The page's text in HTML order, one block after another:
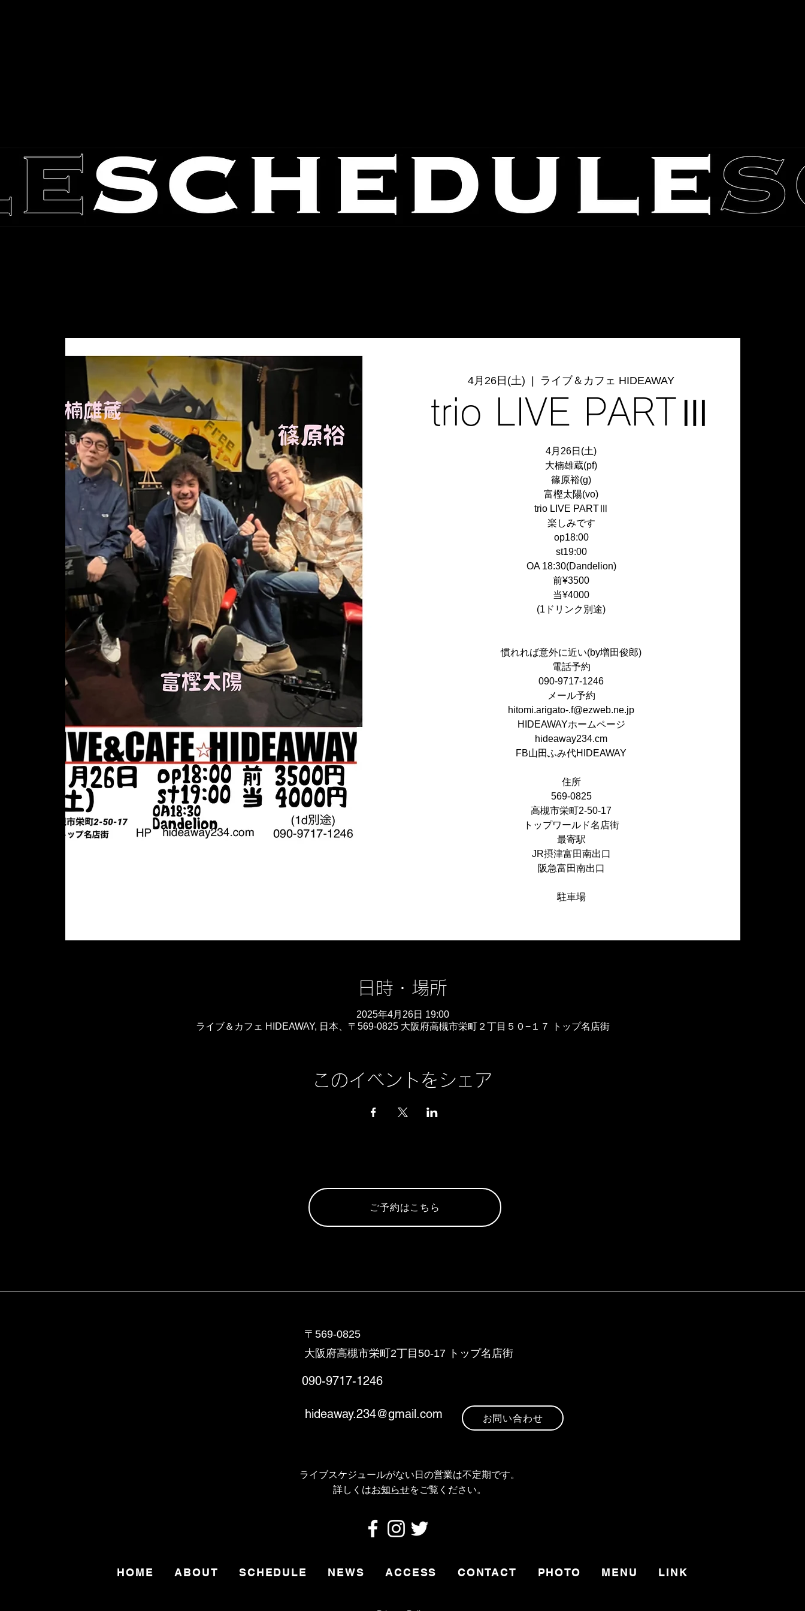
4月26日(土) ライブ＆カフェ HIDEAWAY
trio LIVE PARTⅢ
4月26日(土)
大楠雄蔵(pf)
篠原裕(g)
富樫太陽(vo)
trio LIVE PARTⅢ
楽しみです
op18:00
st19:00
OA 18:30(Dandelion)
前¥3500
当¥4000
(1ドリンク別途)
慣れれば意外に近い(by増田俊郎)
電話予約
090-9717-1246
メール予約
hitomi.arigato-.f@ezweb.ne.jp
HIDEAWAYホームページ
hideaway234.cm
FB山田ふみ代HIDEAWAY
住所
569-0825
高槻市栄町2-50-17
トップワールド名店街
最寄駅
JR摂津富田南出口
阪急富田南出口
駐車場
日時・場所
2025年4月26日 19:00
ライブ＆カフェ HIDEAWAY, 日本、〒569-0825 大阪府高槻市栄町２丁目５０−１７ トップ名店街
このイベントをシェア
ご予約はこちら
〒569-0825
大阪府高槻市栄町2丁目50-17 トップ名店街
090-9717-1246
hideaway.234@gmail.com お問い合わせ
ライブスケジュールがない日の営業は不定期です。
​詳しくはお知らせをご覧ください。
HOME ABOUT SCHEDULE NEWS ACCESS CONTACT PHOTO MENU LINK